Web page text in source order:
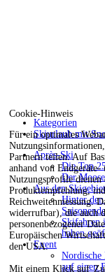
Cookie-Hinweis
Für ein optimales
Partnern teilen. Auf
anhand von
Nutzungsprofile
Produktempfehlung,
Reichweitenmessung.
widerrufbar), die auch
personenbezogener
Europäischen
den USA.
Mit einem Klick auf
Kategorien
Skiurlaub mit
Après-Ski
Die Top
Der
Aus den
Hinter
Saisonende
Skifahren
haben
Event
Nordische
auf einen